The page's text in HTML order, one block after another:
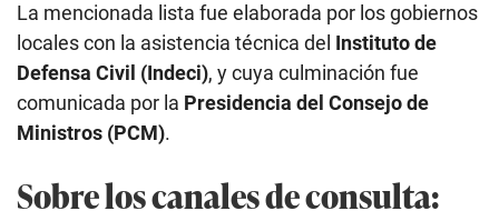
La mencionada lista fue elaborada por los gobiernos
locales con la asistencia técnica del Instituto de
Defensa Civil (Indeci), y cuya culminación fue
comunicada por la Presidencia del Consejo de
Ministros (PCM).
Sobre los canales de consulta: